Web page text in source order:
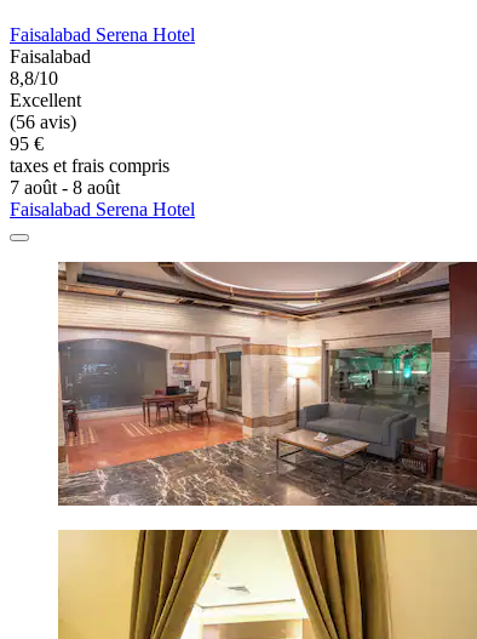
Faisalabad Serena Hotel
Faisalabad
8,8/10
Excellent
(56 avis)
95 €
taxes et frais compris
7 août - 8 août
Faisalabad Serena Hotel